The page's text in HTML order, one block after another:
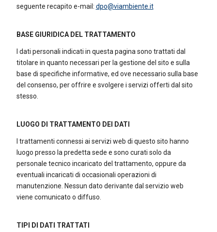
seguente recapito e-mail: dpo@viambiente.it
BASE GIURIDICA DEL TRATTAMENTO
I dati personali indicati in questa pagina sono trattati dal
titolare in quanto necessari per la gestione del sito e sulla
base di specifiche informative, ed ove necessario sulla base
del consenso, per offrire e svolgere i servizi offerti dal sito
stesso.
LUOGO DI TRATTAMENTO DEI DATI
I trattamenti connessi ai servizi web di questo sito hanno
luogo presso la predetta sede e sono curati solo da
personale tecnico incaricato del trattamento, oppure da
eventuali incaricati di occasionali operazioni di
manutenzione. Nessun dato derivante dal servizio web
viene comunicato o diffuso.
TIPI DI DATI TRATTATI